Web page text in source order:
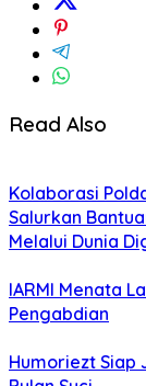
Read Also
Kolaborasi
Salurkan
Melalui Dunia
IARMI Menata
Pengabdian
Humoriezt Siap